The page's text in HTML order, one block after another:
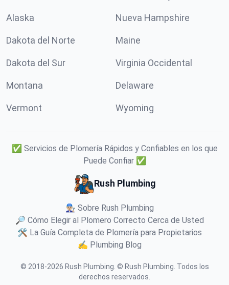
Alaska Nueva Hampshire
Dakota del Norte Maine
Dakota del Sur Virginia Occidental
Montana Delaware
Vermont Wyoming
✅ Servicios de Plomería Rápidos y Confiables en los que
Puede Confiar ✅
Rush Plumbing
👨🏼‍🔧 Sobre Rush Plumbing
🔎 Cómo Elegir al Plomero Correcto Cerca de Usted
🛠️ La Guía Completa de Plomería para Propietarios
✍️ Plumbing Blog
© 2018-2026 Rush Plumbing © Rush Plumbing. Todos los
derechos reservados.